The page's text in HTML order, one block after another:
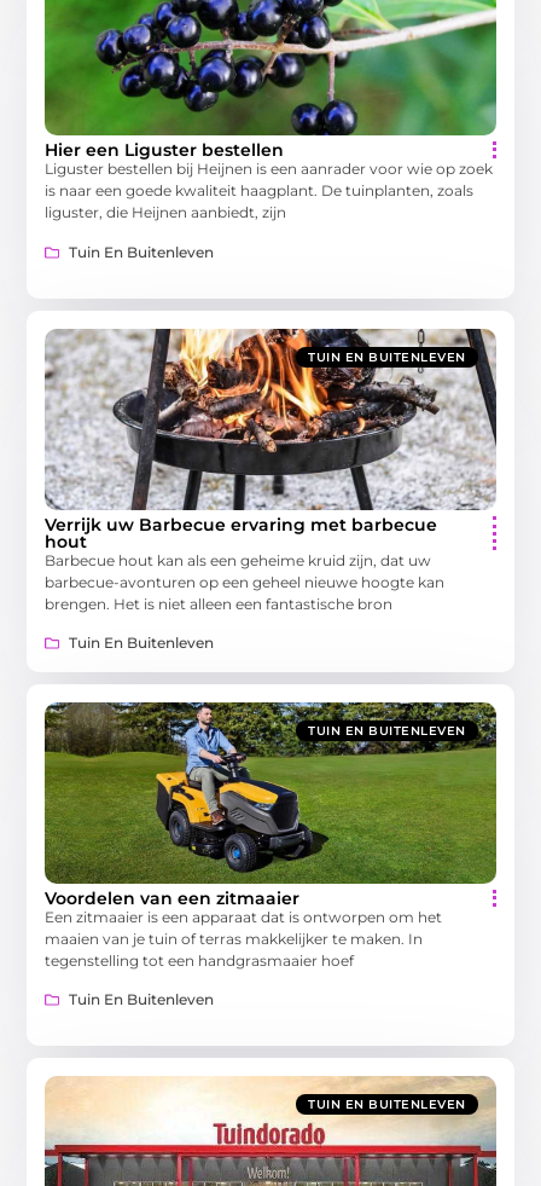
Hier een Liguster bestellen
Liguster bestellen bij Heijnen is een aanrader voor wie op zoek
is naar een goede kwaliteit haagplant. De tuinplanten, zoals
liguster, die Heijnen aanbiedt, zijn
Tuin En Buitenleven
TUIN EN BUITENLEVEN
Verrijk uw Barbecue ervaring met barbecue
hout
Barbecue hout kan als een geheime kruid zijn, dat uw
barbecue-avonturen op een geheel nieuwe hoogte kan
brengen. Het is niet alleen een fantastische bron
Tuin En Buitenleven
TUIN EN BUITENLEVEN
Voordelen van een zitmaaier
Een zitmaaier is een apparaat dat is ontworpen om het
maaien van je tuin of terras makkelijker te maken. In
tegenstelling tot een handgrasmaaier hoef
Tuin En Buitenleven
TUIN EN BUITENLEVEN